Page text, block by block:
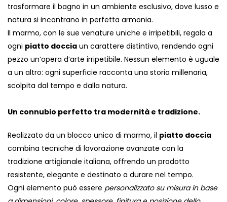
trasformare il bagno in un ambiente esclusivo, dove lusso e
natura si incontrano in perfetta armonia.
Il marmo, con le sue venature uniche e irripetibili, regala a
ogni piatto doccia un carattere distintivo, rendendo ogni
pezzo un’opera d’arte irripetibile. Nessun elemento è uguale
a un altro: ogni superficie racconta una storia millenaria,
scolpita dal tempo e dalla natura.
Un connubio perfetto tra modernità e tradizione.
Realizzato da un blocco unico di marmo, il piatto doccia
combina tecniche di lavorazione avanzate con la
tradizione artigianale italiana, offrendo un prodotto
resistente, elegante e destinato a durare nel tempo.
Ogni elemento può essere personalizzato su misura in base